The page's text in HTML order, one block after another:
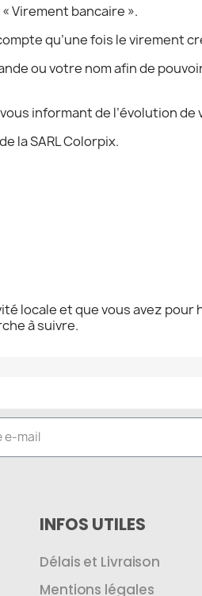
Virement bancaire ».
qu’une fois le virement
ou votre nom afin de
informant de l’évolution de
la SARL Colorpix.
locale et que vous avez
à suivre.
INFOS UTILES
Délais et Livraison
Mentions légales